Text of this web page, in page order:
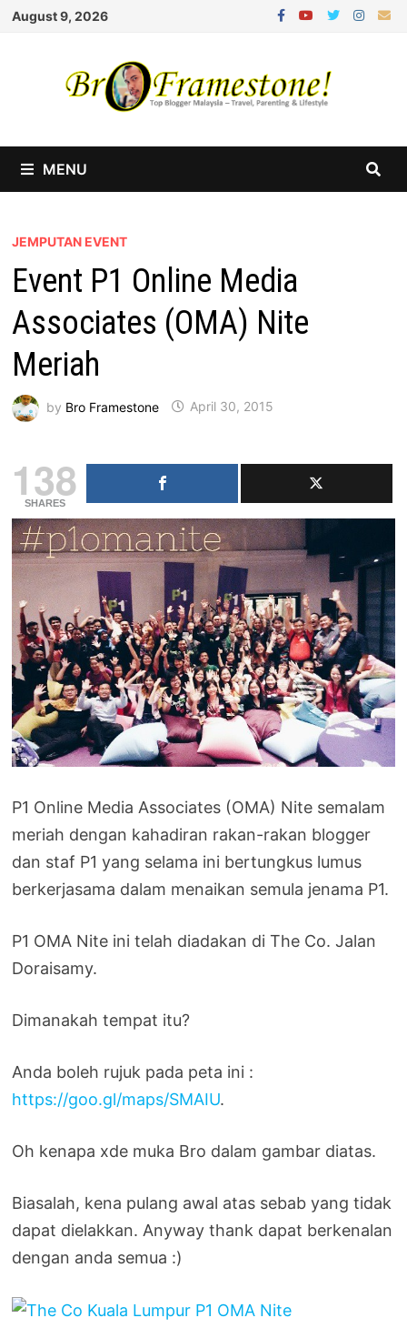
Skip
August 9, 2026
MENU
JEMPUTAN EVENT
Event P1 Online Media
Associates (OMA) Nite
Meriah
by Bro Framestone April 30, 2015
138
SHARES
P1 Online Media Associates (OMA) Nite semalam
meriah dengan kahadiran rakan-rakan blogger
dan staf P1 yang selama ini bertungkus lumus
berkerjasama dalam menaikan semula jenama P1.
P1 OMA Nite ini telah diadakan di The Co. Jalan
Doraisamy.
Dimanakah tempat itu?
Anda boleh rujuk pada peta ini :
https://goo.gl/maps/SMAIU.
Oh kenapa xde muka Bro dalam gambar diatas.
Biasalah, kena pulang awal atas sebab yang tidak
dapat dielakkan. Anyway thank dapat berkenalan
dengan anda semua :)